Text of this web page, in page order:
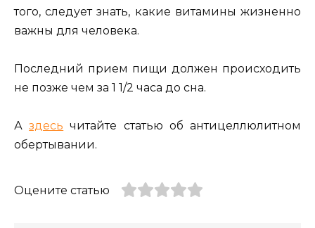
того, следует знать, какие витамины жизненно
важны для человека.
Последний прием пищи должен происходить
не позже чем за 1 1/2 часа до сна.
Аздесь читайте статью об антицеллюлитном
обертывании.
Оцените статью